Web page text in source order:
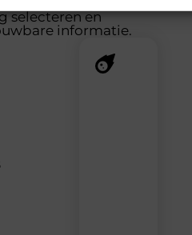
selecteren en
informatie.